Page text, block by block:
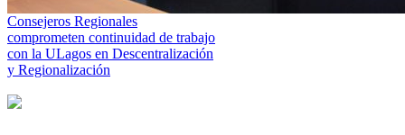
Consejeros Regionales
comprometen continuidad de trabajo
con la ULagos en Descentralización
y Regionalización